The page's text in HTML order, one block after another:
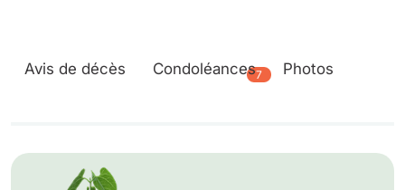
Avis de décès 7
Condoléances Photos